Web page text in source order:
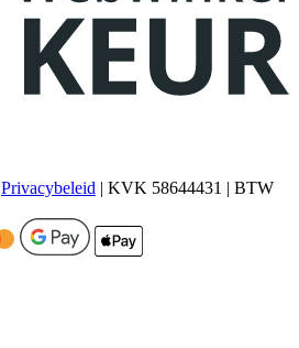
Privacybeleid | KVK 58644431 | BTW